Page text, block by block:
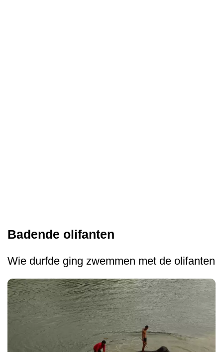
Badende olifanten
Wie durfde ging zwemmen met de olifanten